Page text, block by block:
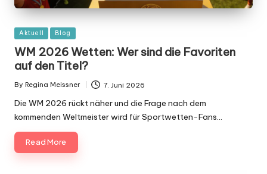
Posted
Aktuell Blog
WM 2026 Wetten: Wer sind die Favoriten
auf den Titel?
Posted
By Regina Meissner 7. Juni 2026
Die WM 2026 rückt näher und die Frage nach dem
kommenden Weltmeister wird für Sportwetten-Fans…
Read More